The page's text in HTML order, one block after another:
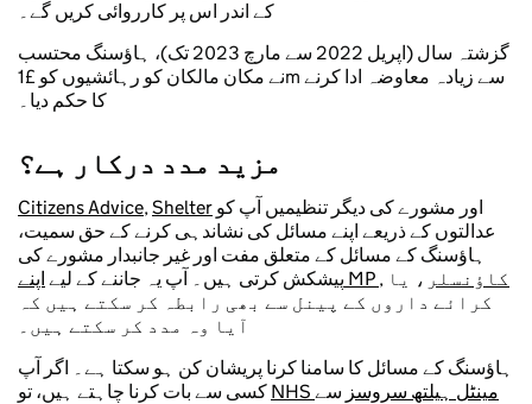
گزشتہ سال (اپریل 2022 سے مارچ 2023 تک)، ہاؤسنگ محتسب
نے مکان مالکان کو رہائشیوں کو £1m سے زیادہ معاوضہ ادا کرنے
مزید مدد درکار ہے؟
Citizens Advice, Shelter
عدالتوں کے ذریعے اپنے مسائل کی نشاندہی کرنے کے حق سمیت،
ہاؤسنگ کے مسائل کے متعلق مفت اور غیر جانبدار مشورے کی
پیشکش کرتی ہیں۔ آپ یہ جاننے کے لیے اپنے MP , کاؤنسلر ، یا
کرائے داروں کے پینل سے بھی رابطہ کر سکتے ہیں کہ
ہاؤسنگ کے مسائل کا سامنا کرنا پریشان کن ہو سکتا ہے۔ اگر آپ
NHS مینٹل ہیلتھ سروسز سے